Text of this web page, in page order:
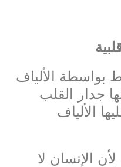
بواسطة الألياف
جدار القلب
الألياف
لأن الإنسان لا